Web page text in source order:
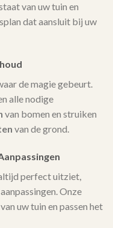
van uw tuin en
dat aansluit bij uw
de magie gebeurt.
alle nodige
van bomen en struiken
van de grond.
perfect uitziet,
Onze
uw tuin en passen het